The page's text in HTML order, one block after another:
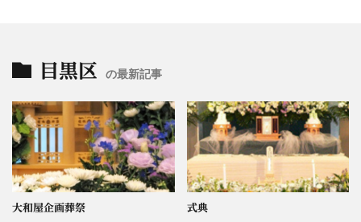
目黒区 の最新記事
大和屋企画葬祭 式典